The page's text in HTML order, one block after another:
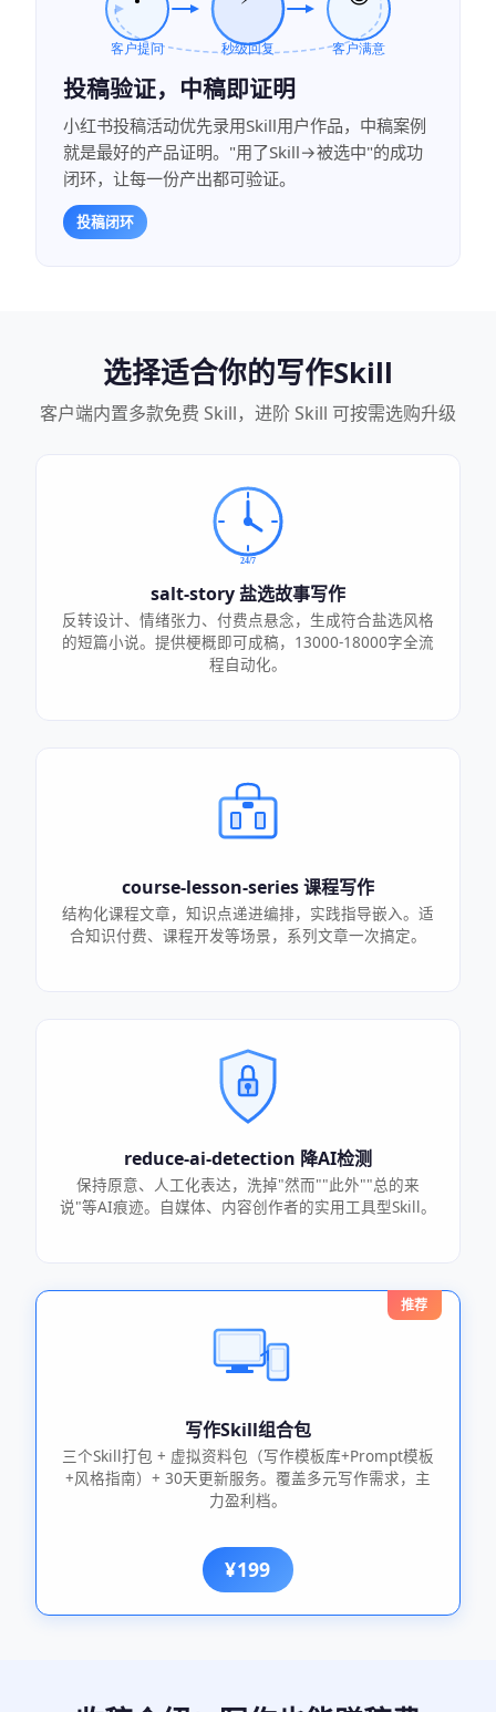
投稿验证，中稿即证明
小红书投稿活动优先录用Skill用户作品，中稿案例
就是最好的产品证明。"用了Skill→被选中"的成功
闭环，让每一份产出都可验证。
投稿闭环
选择适合你的写作Skill
客户端内置多款免费 Skill，进阶 Skill 可按需选购升级
salt-story 盐选故事写作
反转设计、情绪张力、付费点悬念，生成符合盐选风格
的短篇小说。提供梗概即可成稿，13000-18000字全流
程自动化。
course-lesson-series 课程写作
结构化课程文章，知识点递进编排，实践指导嵌入。适
合知识付费、课程开发等场景，系列文章一次搞定。
reduce-ai-detection 降AI检测
保持原意、人工化表达，洗掉"然而""此外""总的来
说"等AI痕迹。自媒体、内容创作者的实用工具型Skill。
推荐
写作Skill组合包
三个Skill打包 + 虚拟资料包（写作模板库+Prompt模板
+风格指南）+ 30天更新服务。覆盖多元写作需求，主
力盈利档。
¥199